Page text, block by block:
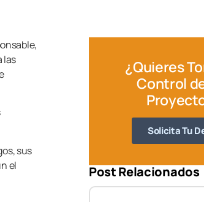
las
sus
el
¿Quieres
Control
Solicita Tu
Post Relacionados